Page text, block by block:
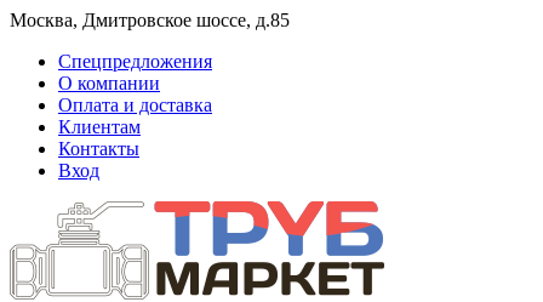
Москва, Дмитровское шоссе, д.85
Спецпредложения
О компании
Оплата и доставка
Клиентам
Контакты
Вход